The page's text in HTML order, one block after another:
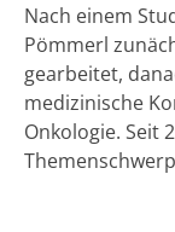
Nach einem
Pömmerl
gearbeitet,
medizinische
Onkologie. Seit